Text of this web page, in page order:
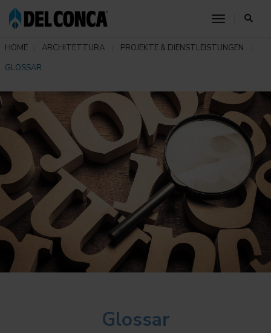
toggle
HOME ARCHITETTURA
PROJEKTE & DIENSTLEISTUNGEN
GLOSSAR
Glossar